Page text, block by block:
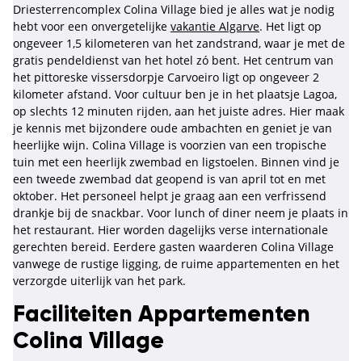
Driesterrencomplex Colina Village bied je alles wat je nodig
hebt voor een onvergetelijke vakantie Algarve. Het ligt op
ongeveer 1,5 kilometeren van het zandstrand, waar je met de
gratis pendeldienst van het hotel zó bent. Het centrum van
het pittoreske vissersdorpje Carvoeiro ligt op ongeveer 2
kilometer afstand. Voor cultuur ben je in het plaatsje Lagoa,
op slechts 12 minuten rijden, aan het juiste adres. Hier maak
je kennis met bijzondere oude ambachten en geniet je van
heerlijke wijn. Colina Village is voorzien van een tropische
tuin met een heerlijk zwembad en ligstoelen. Binnen vind je
een tweede zwembad dat geopend is van april tot en met
oktober. Het personeel helpt je graag aan een verfrissend
drankje bij de snackbar. Voor lunch of diner neem je plaats in
het restaurant. Hier worden dagelijks verse internationale
gerechten bereid. Eerdere gasten waarderen Colina Village
vanwege de rustige ligging, de ruime appartementen en het
verzorgde uiterlijk van het park.
Faciliteiten Appartementen
Colina Village